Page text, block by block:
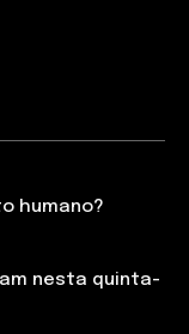
humano?
nesta quinta-